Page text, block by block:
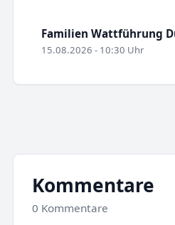
Familien Wattführung
15.08.2026 - 10:30 Uhr
Kommentare
0 Kommentare